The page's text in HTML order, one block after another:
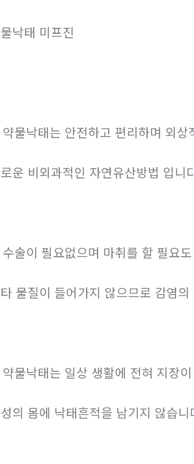
낙태 미프진
약물낙태는 안전하고 편리하며 외상
운 비외과적인 자연유산방법 입니
술이 필요없으며 마취를 할 필요
물질이 들어가지 않으므로 감염
물낙태는 일상 생활에 전혀 지장
의 몸에 낙태흔적을 남기지 않습니